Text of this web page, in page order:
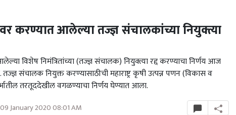
करण्यात आलेल्या तज्ज्ञ संचालकांच्या नियुक्त्या
विशेष निमंत्रितांच्या (तज्ज्ञ संचालक) नियुक्त्या रद्द करण्याचा निर्णय आज
संचालक नियुक्त करण्यासाठीची महाराष्ट्र कृषी उत्पन्न पणन (विकास व
तरतूददेखील वगळण्याचा निर्णय घेण्यात आला.
January 2020 08:01 AM